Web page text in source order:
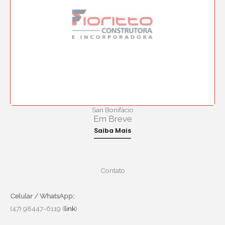
San Bonifácio
Em Breve
Saiba Mais
Contato
Celular / WhatsApp:
(47) 98447-6119 (link)